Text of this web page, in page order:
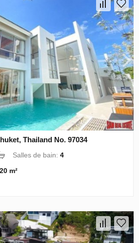
Thailand No. 97034
Salles de bain:4
m²